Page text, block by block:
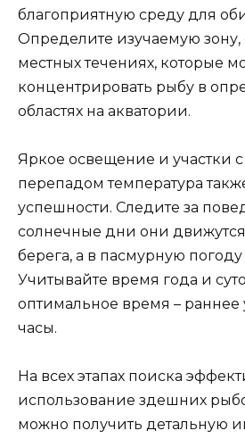
благоприятную среду для
Определите изучаемую зону,
местных течениях, которые
концентрировать рыбу в
областях на акватории.
Яркое освещение и участки
перепадом температура
успешности. Следите за
солнечные дни они
берега, а в пасмурную
Учитывайте время года и
оптимальное время – раннее
часы.
На всех этапах поиска
использование здешних
можно получить детальную